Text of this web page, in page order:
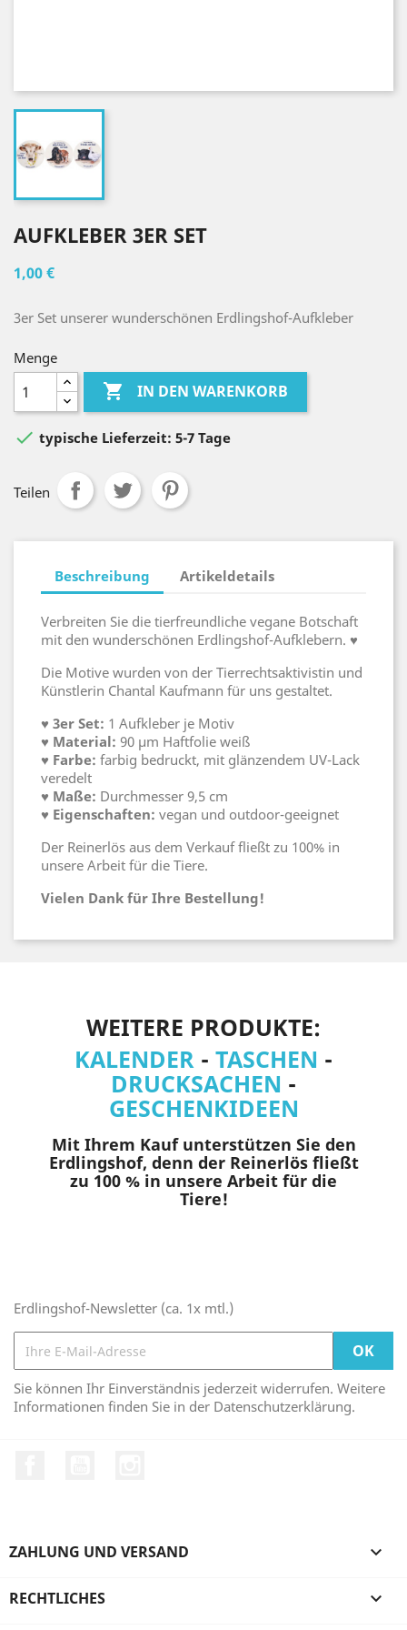
AUFKLEBER 3ER SET
1,00 €
3er Set unserer wunderschönen Erdlingshof-Aufkleber
Menge
 IN DEN WARENKORB
 typische Lieferzeit: 5-7 Tage
Teilen
Beschreibung Artikeldetails
Verbreiten Sie die tierfreundliche vegane Botschaft
mit den wunderschönen Erdlingshof-Aufklebern. ♥
Die Motive wurden von der Tierrechtsaktivistin und
Künstlerin Chantal Kaufmann für uns gestaltet.
♥ 3er Set: 1 Aufkleber je Motiv
♥ Material: 90 μm Haftfolie weiß
♥ Farbe: farbig bedruckt, mit glänzendem UV-Lack
veredelt
♥ Maße: Durchmesser 9,5 cm
♥ Eigenschaften: vegan und outdoor-geeignet
Der Reinerlös aus dem Verkauf fließt zu 100% in
unsere Arbeit für die Tiere.
Vielen Dank für Ihre Bestellung!
WEITERE PRODUKTE:
KALENDER - TASCHEN -
DRUCKSACHEN -
GESCHENKIDEEN
Mit Ihrem Kauf unterstützen Sie den
Erdlingshof, denn der Reinerlös fließt
zu 100 % in unsere Arbeit für die
Tiere!
Erdlingshof-Newsletter (ca. 1x mtl.)
Sie können Ihr Einverständnis jederzeit widerrufen. Weitere
Informationen finden Sie in der Datenschutzerklärung.
ZAHLUNG UND VERSAND 
RECHTLICHES 